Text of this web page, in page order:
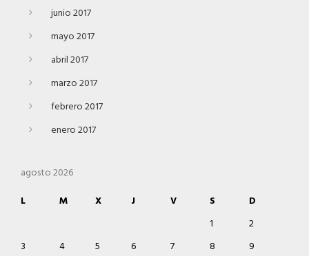
junio 2017
mayo 2017
abril 2017
marzo 2017
febrero 2017
enero 2017
agosto 2026
L
M X J V S
D
1
2
3
4 5 6 7 8
9